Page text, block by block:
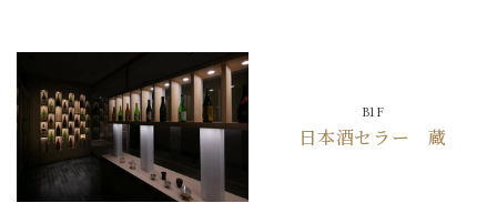
B1F
日本酒セラー 蔵